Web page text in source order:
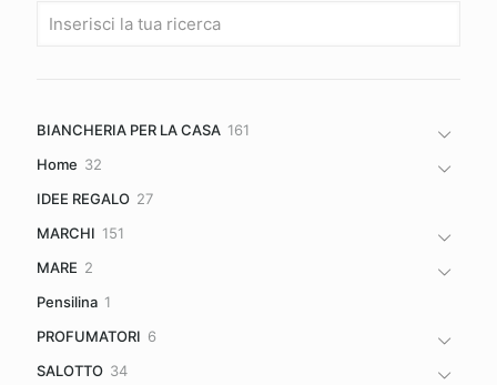
BIANCHERIA PER LA CASA 161
Home 32
IDEE REGALO 2727
MARCHI 151
MARE 2
Pensilina 1
PROFUMATORI 6
SALOTTO 3434